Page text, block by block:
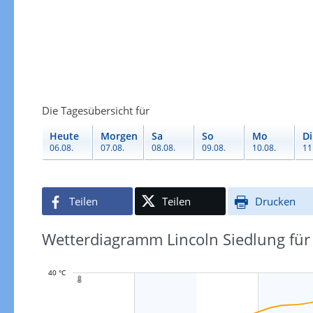
Die Tagesübersicht für
Heute
06.08.
Morgen
07.08.
Sa
08.08.
So
09.08.
Mo
10.08.
Di
Teilen Teilen Drucken
Wetterdiagramm Lincoln Siedlung

40 °C